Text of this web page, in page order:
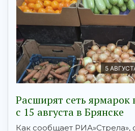
5
Расширят сеть ярмарок
с 15 августа в Брянске
Как сообщает РИА»Стрела»,